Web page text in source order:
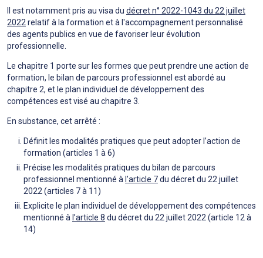
Il est notamment pris au visa du décret n° 2022-1043 du 22 juillet
2022relatif à la formation et à l'accompagnement personnalisé
des agents publics en vue de favoriser leur évolution
professionnelle.
Le chapitre 1 porte sur les formes que peut prendre une action de
formation, le bilan de parcours professionnel est abordé au
chapitre 2, et le plan individuel de développement des
compétences est visé au chapitre 3.
En substance, cet arrêté :
Définit les modalités pratiques que peut adopter l’action de
formation (articles 1 à 6)
Précise les modalités pratiques du bilan de parcours
professionnel mentionné à l’article 7du décret du 22 juillet
2022 (articles 7 à 11)
Explicite le plan individuel de développement des compétences
mentionné à l’article 8 du décret du 22 juillet 2022 (article 12 à
14)